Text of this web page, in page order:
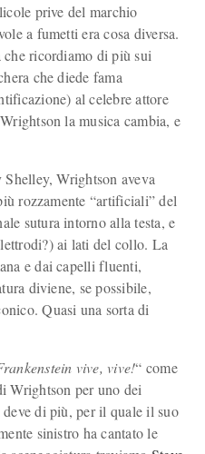
prive del marchio
a fumetti era cosa diversa.
che ricordiamo di più sui
che diede fama
al celebre attore
la musica cambia, e
Wrightson aveva
rozzamente “artificiali” del
sutura intorno alla testa, e
ai lati del collo. La
e dai capelli fluenti,
diviene, se possibile,
Quasi una sorta di
vive, vive!“ come
Wrightson per uno dei
di più, per il quale il suo
sinistro ha cantato le